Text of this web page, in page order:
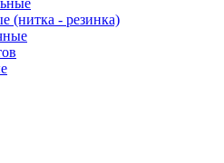
(нитка - резинка)